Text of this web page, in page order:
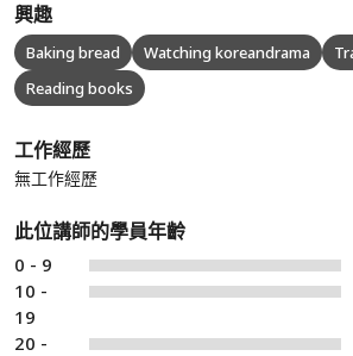
興趣
Baking bread Watching koreandrama
Reading books
工作經歷
無工作經歷
此位講師的學員年齡
0 - 9
10 -
19
20 -